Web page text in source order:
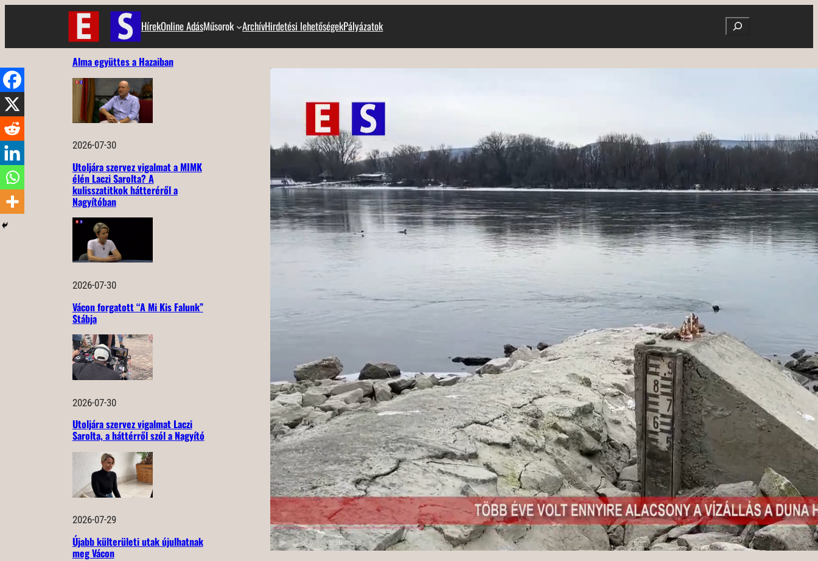
HírekOnline AdásMűsorok ArchívHirdetési lehetőségekPályázatok Search
Alma együttes a Hazaiban
2026-07-30
Utoljára szervez vigalmat a MIMK
élén Laczi Sarolta? A
kulisszatitkok hátteréről a
Nagyítóban
2026-07-30
Vácon forgatott “A Mi Kis Falunk”
Stábja
2026-07-30
Utoljára szervez vigalmat Laczi
Sarolta, a háttérről szól a Nagyító
2026-07-29
Újabb külterületi utak újulhatnak
meg Vácon